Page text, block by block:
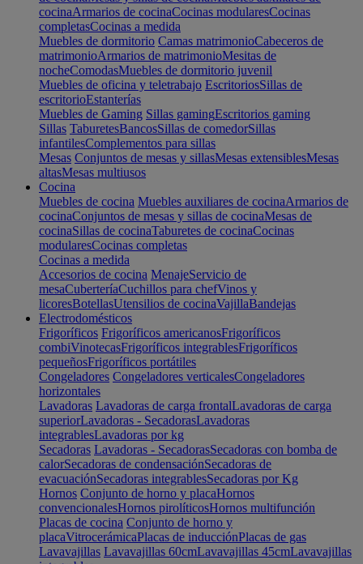
cocinaArmarios de cocinaCocinas modularesCocinas
completasCocinas a medida
Muebles de dormitorio Camas matrimonioCabeceros de
matrimonioArmarios de matrimonioMesitas de
nocheComodasMuebles de dormitorio juvenil
Muebles de oficina y teletrabajo EscritoriosSillas de
escritorioEstanterías
Muebles de Gaming Sillas gamingEscritorios gaming
Sillas TaburetesBancosSillas de comedorSillas
infantilesComplementos para sillas
Mesas Conjuntos de mesas y sillasMesas extensiblesMesas
altasMesas multiusos
Cocina
Muebles de cocina Muebles auxiliares de cocinaArmarios de
cocinaConjuntos de mesas y sillas de cocinaMesas de
cocinaSillas de cocinaTaburetes de cocinaCocinas
modularesCocinas completas
Cocinas a medida
Accesorios de cocina MenajeServicio de
mesaCuberteríaCuchillos para chefVinos y
licoresBotellasUtensilios de cocinaVajillaBandejas
Electrodomésticos
Frigoríficos Frigoríficos americanosFrigoríficos
combiVinotecasFrigoríficos integrablesFrigoríficos
pequeñosFrigoríficos portátiles
Congeladores Congeladores verticalesCongeladores
horizontales
Lavadoras Lavadoras de carga frontalLavadoras de carga
superiorLavadoras - SecadorasLavadoras
integrablesLavadoras por kg
Secadoras Lavadoras - SecadorasSecadoras con bomba de
calorSecadoras de condensaciónSecadoras de
evacuaciónSecadoras integrablesSecadoras por Kg
Hornos Conjunto de horno y placaHornos
convencionalesHornos pirolíticosHornos multifunción
Placas de cocina Conjunto de horno y
placaVitrocerámicaPlacas de inducciónPlacas de gas
Lavavajillas Lavavajillas 60cmLavavajillas 45cmLavavajillas